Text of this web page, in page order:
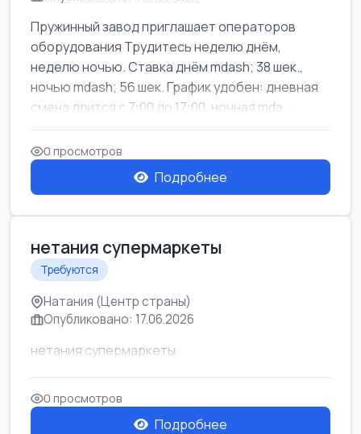
Пружинный завод приглашает операторов
оборудования Трудитесь неделю днём,
неделю ночью. Ставка днём mdash; 38 шек.,
ночью mdash; 56 шек. График удобен: дневная
смена длится с 7:00 до 17:00, ночная mda...
0 просмотров
Подробнее
нетания супермаркеты
Требуются
Натания (Центр страны)
Опубликовано: 17.06.2026
нетания супермаркеты
0 просмотров
Подробнее